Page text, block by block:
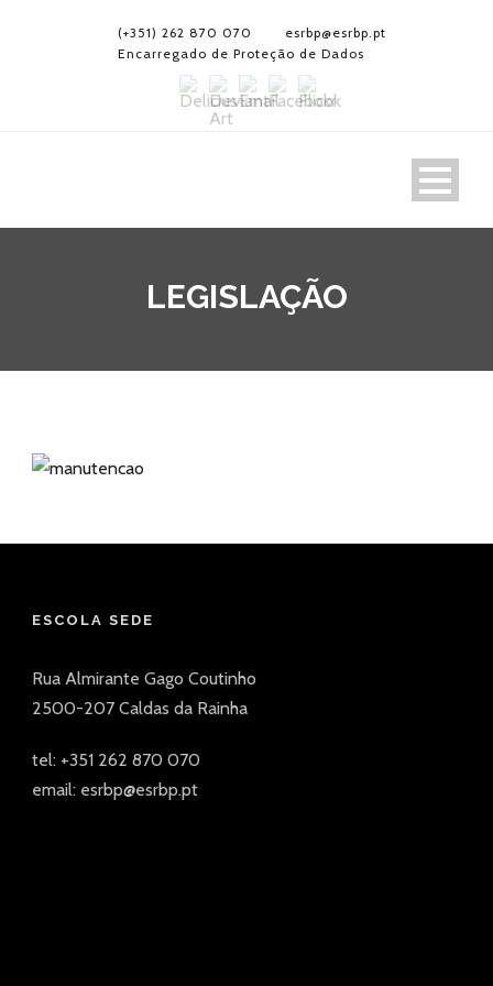
(+351) 262 870 070
esrbp@esrbp.pt
Encarregado de Proteção de Dados
LEGISLAÇÃO
ESCOLA SEDE
Rua Almirante Gago Coutinho
2500-207 Caldas da Rainha
tel: +351 262 870 070
email: esrbp@esrbp.pt